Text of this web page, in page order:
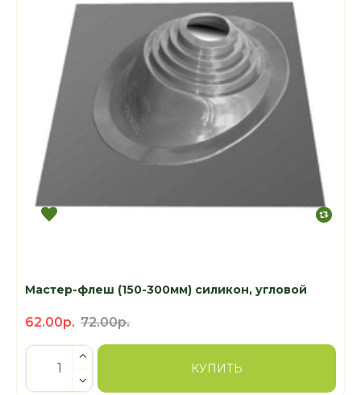
Мастер-флеш (150-300мм) силикон, угловой
62.00р. 72.00р.
КУПИТЬ